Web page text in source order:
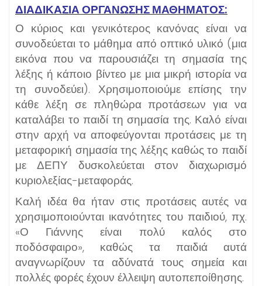
ΔΙΑΔΙΚΑΣΙΑ ΟΡΓΑΝΩΣΗΣ ΜΑΘΗΜΑΤΟΣ:
Ο κύριος και γενικότερος κανόνας είναι να
συνοδεύεται το μάθημα από οπτικό υλικό (μια
εικόνα που να παρουσιάζει τη σημασία της
λέξης ή κάποιο βίντεο με μια μικρή ιστορία να
τη συνοδεύει). Χρησιμοποιούμε επίσης την
κάθε λέξη σε πληθώρα προτάσεων για να
καταλάβει το παιδί τη σημασία της. Καλό είναι
στην αρχή να αποφεύγονται προτάσεις με τη
μεταφορική σημασία της λέξης καθώς το παιδί
με ΔΕΠΥ δυσκολεύεται στον διαχωρισμό
κυριολεξίας-μεταφοράς.
Καλή ιδέα θα ήταν στις προτάσεις αυτές να
χρησιμοποιούνται ικανότητες του παιδιού, πχ.
«Ο Γιάννης είναι πολύ καλός στο
ποδόσφαιρο», καθώς τα παιδιά αυτά
αναγνωρίζουν τα αδύνατά τους σημεία και
πολλές φορές έχουν έλλειψη αυτοπεποίθησης.